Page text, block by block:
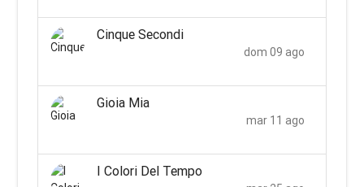
Cinque Secondi
dom 09 ago
Gioia Mia
mar 11 ago
I Colori Del Tempo